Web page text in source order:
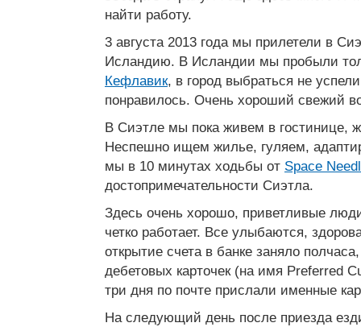
найти работу.
3 августа 2013 года мы прилетели в
Исландию. В Исландии мы пробыли
Кефлавик, в город выбраться не
понравилось. Очень хороший свежий
В Сиэтле мы пока живем в гостинице,
Неспешно ищем жилье, гуляем,
мы в 10 минутах ходьбы от Space
достопримечательности Сиэтла.
Здесь очень хорошо, приветливые
четко работает. Все улыбаются,
открытие счета в банке заняло
дебетовых карточек (на имя Preferred
три дня по почте прислали именные
На следующий день после приезда